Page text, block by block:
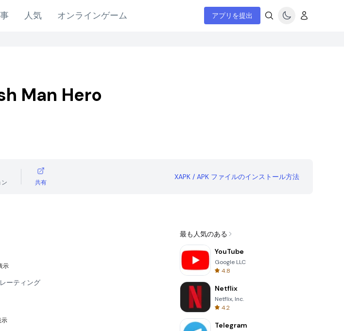
人気 オンラインゲーム アプリを提出
Man Hero
共有
XAPK / APK ファイルのインストール方法
示
ーティング
示
最も人気のある
YouTube
Google LLC
4.8
Netflix
Netflix, Inc.
4.2
Telegram